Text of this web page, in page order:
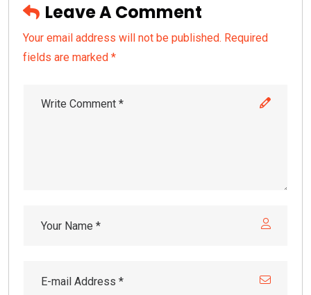
Leave A Comment
Your email address will not be published. Required
fields are marked *